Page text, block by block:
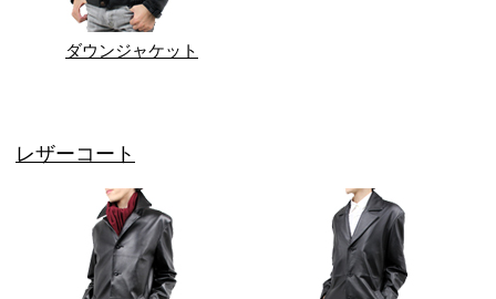
ダウンジャケット
レザーコート